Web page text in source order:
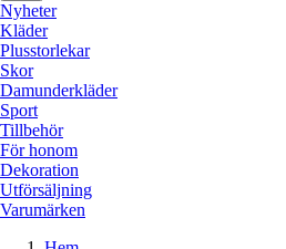
Nyheter
Kläder
Plusstorlekar
Skor
Damunderkläder
Sport
Tillbehör
För honom
Dekoration
Utförsäljning
Varumärken